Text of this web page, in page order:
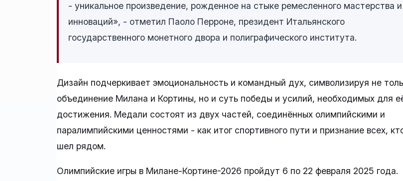
- уникальное произведение, рожденное на стыке ремесленного мастерства и
инноваций», - отметил Паоло Перроне, президент Итальянского
государственного монетного двора и полиграфического института.
Дизайн подчеркивает эмоциональность и командный дух, символизируя не
объединение Милана и Кортины, но и суть победы и усилий, необходимых для
достижения. Медали состоят из двух частей, соединённых олимпийскими и
паралимпийскими ценностями - как итог спортивного пути и признание всех,
шел рядом.
Олимпийские игры в Милане-Кортине-2026 пройдут 6 по 22 февраля 2025 года.